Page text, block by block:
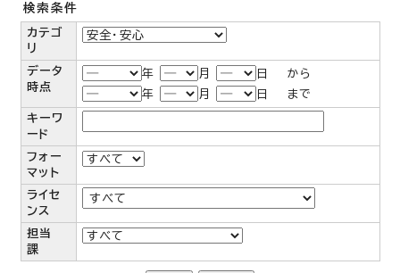
検索条件
カテゴ
リ
データ
時点
年 月
日 から
年
月 日 まで
キーワ
ード
フォー
マット
ライセ
ンス
担当
課